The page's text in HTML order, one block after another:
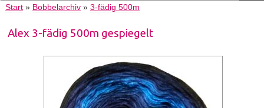
Start» Bobbelarchiv» 3-fädig 500m
Alex 3-fädig 500m gespiegelt